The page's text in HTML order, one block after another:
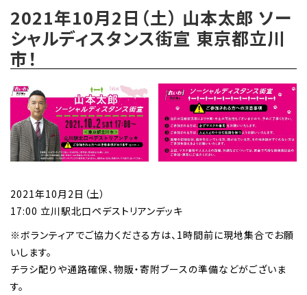
2021年10月2日（土） 山本太郎 ソー
シャルディスタンス街宣 東京都立川
市！
2021年10月2日（土）
17:00 立川駅北口ペデストリアンデッキ
※ボランティアでご協力くださる方は、1時間前に現地集合でお願
いします。
チラシ配りや通路確保、物販・寄附ブースの準備などがございま
す。